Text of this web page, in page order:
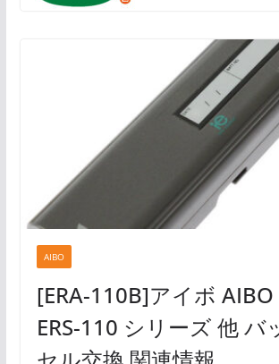
AIBO
[ERA-110B]アイボ AIBO
ERS-110 シリーズ 他 バ